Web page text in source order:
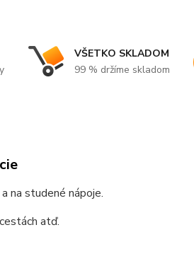
VŠETKO SKLADOM
99 % držíme skladom
na studené nápoje.
atď.